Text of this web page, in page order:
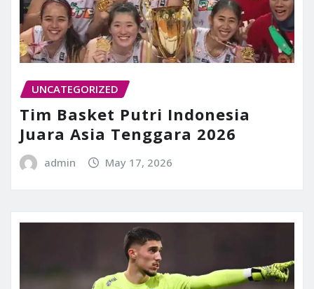
UNCATEGORIZED
Tim Basket Putri Indonesia
Juara Asia Tenggara 2026
admin May 17, 2026